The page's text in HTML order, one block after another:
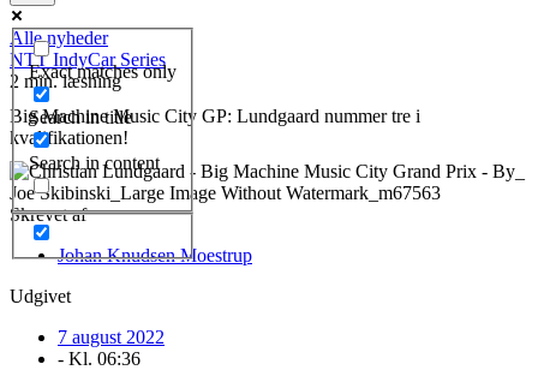
Exact matches only
Search in title
Search in content
Alle nyheder
NTT IndyCar Series
2 min. læsning
Big Machine Music City GP: Lundgaard nummer tre i
kvalifikationen!
Skrevet af
Johan Knudsen Moestrup
Udgivet
7 august 2022
- Kl. 06:36